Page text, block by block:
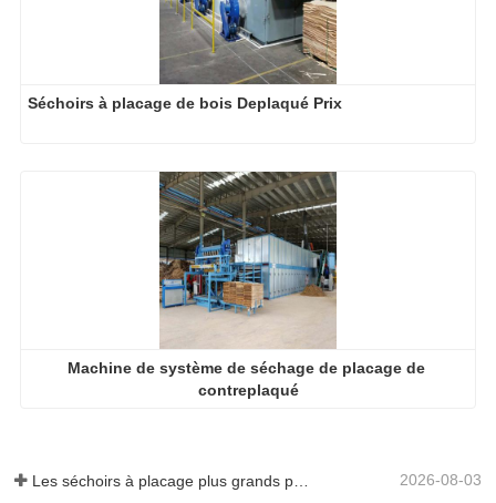
Séchoirs à placage de bois Deplaqué Prix
Machine de système de séchage de placage de
contreplaqué
2026-08-03